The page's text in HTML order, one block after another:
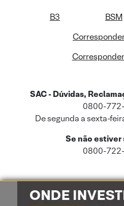
B3 BSM
SAC - Dúvidas,
0800-
De segunda a sexta-
Se não
0800-
Este site usa cookies e dados pessoais
Cookies
e a nossa